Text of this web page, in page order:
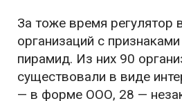
За тоже время регулятор
организаций с
пирамид. Из них 90
существовали в виде
— в форме ООО, 28 —